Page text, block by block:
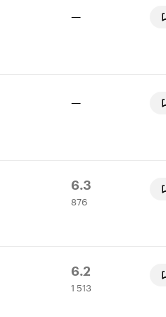
—
—
Рейтинг
Кинопоиска
6.3
876
оценок
876
Рейтинг
Кинопоиска
6.2
1
513
1 513